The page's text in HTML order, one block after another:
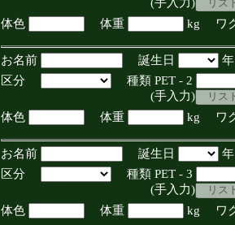
体色
体重 kg ワ
お名前 誕生日
区分
種類 PET - 2
(手入力)
体色
体重 kg ワ
お名前 誕生日
区分
種類 PET - 3
(手入力)
体色
体重 kg ワ